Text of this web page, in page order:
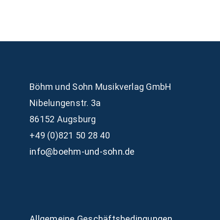
Böhm und Sohn Musikverlag GmbH
Nibelungenstr. 3a
86152 Augsburg
+49 (0)821 50 28 40
info@boehm-und-sohn.de